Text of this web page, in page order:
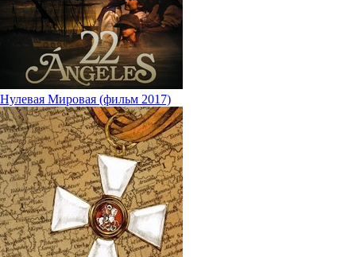
Нулевая Мировая (фильм 2017)